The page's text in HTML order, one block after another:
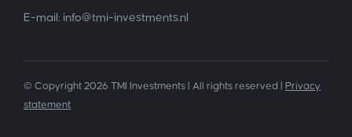
E-mail: info@tmi-investments.nl
© Copyright 2026 TMI Investments | All rights reserved | Privacy
statement